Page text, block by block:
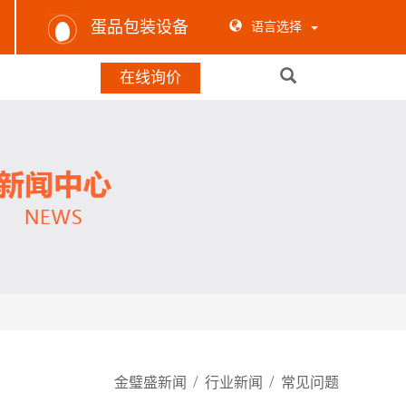
语言选择
蛋品包装设备
在线询价
金璧盛新闻 / 行业新闻 / 常见问题